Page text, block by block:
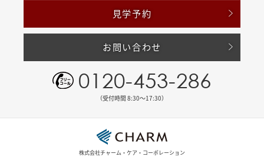
見学予約
お問い合わせ
0120-453-286
（受付時間 8:30〜17:30）
株式会社チャーム・ケア・コーポレーション